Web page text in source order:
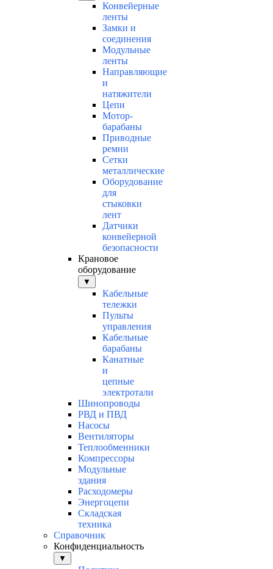
Конвейерные
ленты
Замки и
соединения
Модульные
ленты
Направляющие
и
натяжители
Цепи
Мотор-
барабаны
Приводные
ремни
Сетки
металлические
Оборудование
для
стыковки
лент
Датчики
конвейерной
безопасности
Крановое
оборудование
▼
Кабельные
тележки
Пульты
управления
Кабельные
барабаны
Канатные
и
цепные
электротали
Шинопроводы
РВД и ПВД
Насосы
Вентиляторы
Теплообменники
Компрессоры
Модульные
здания
Расходомеры
Энергоцепи
Складская
техника
Справочник
Конфиденциальность
▼